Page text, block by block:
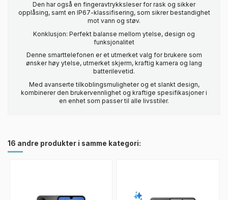
Den har også en fingeravtrykksleser for rask og sikker
opplåsing, samt en IP67-klassifisering, som sikrer bestandighet
mot vann og støv.
Konklusjon: Perfekt balanse mellom ytelse, design og
funksjonalitet
Denne smarttelefonen er et utmerket valg for brukere som
ønsker høy ytelse, utmerket skjerm, kraftig kamera og lang
batterilevetid.
Med avanserte tilkoblingsmuligheter og et slankt design,
kombinerer den brukervennlighet og kraftige spesifikasjoner i
en enhet som passer til alle livsstiler.
16 andre produkter i samme kategori: